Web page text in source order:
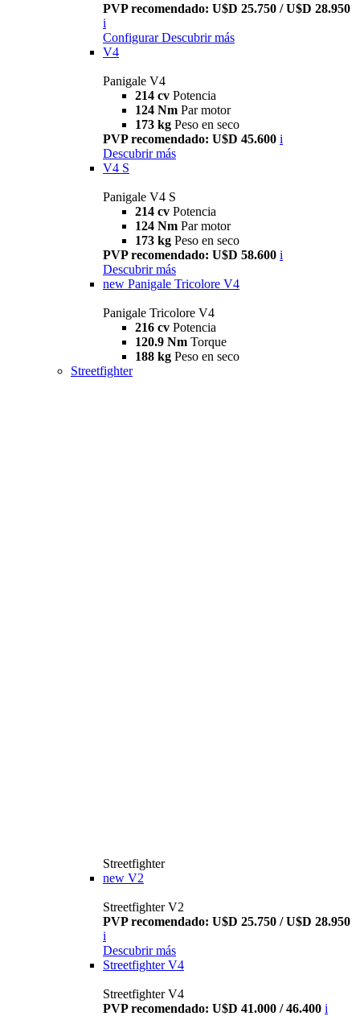
PVP recomendado: U$D 25.750 / U$D 28.950
i
Configurar Descubrir más
V4
Panigale V4
214 cv Potencia
124 Nm Par motor
173 kg Peso en seco
PVP recomendado: U$D 45.600 i
Descubrir más
V4 S
Panigale V4 S
214 cv Potencia
124 Nm Par motor
173 kg Peso en seco
PVP recomendado: U$D 58.600 i
Descubrir más
new Panigale Tricolore V4
Panigale Tricolore V4
216 cv Potencia
120.9 Nm Torque
188 kg Peso en seco
Streetfighter
Streetfighter
new V2
Streetfighter V2
PVP recomendado: U$D 25.750 / U$D 28.950
i
Descubrir más
Streetfighter V4
Streetfighter V4
PVP recomendado: U$D 41.000 / 46.400 i